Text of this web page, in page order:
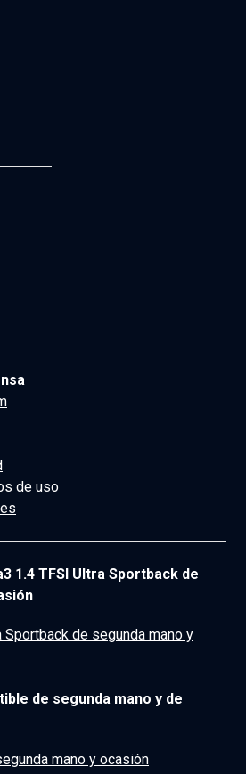
de uso
1.4 TFSI Ultra Sportback de
Sportback de segunda mano y
de segunda mano y de
mano y ocasión